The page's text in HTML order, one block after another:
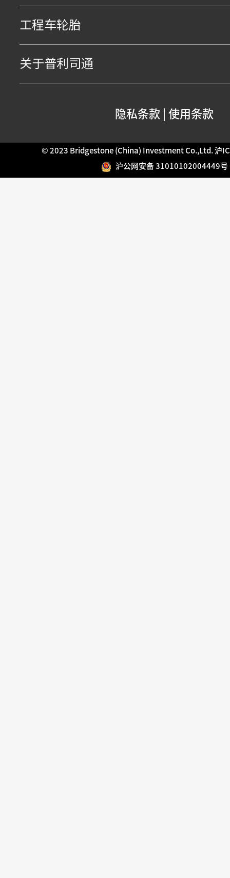
工程车轮胎
关于普利司通
隐私条款 | 使用条款
© 2023 Bridgestone (China) Investment Co.,Ltd.沪
沪公网安备 31010102004449号